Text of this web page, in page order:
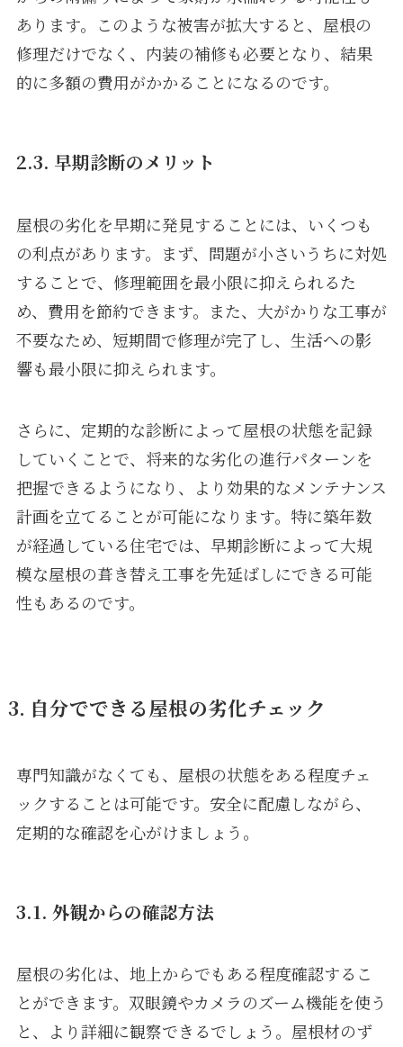
あります。このような被害が拡大すると、屋根の
修理だけでなく、内装の補修も必要となり、結果
的に多額の費用がかかることになるのです。
2.3. 早期診断のメリット
屋根の劣化を早期に発見することには、いくつも
の利点があります。まず、問題が小さいうちに対処
することで、修理範囲を最小限に抑えられるた
め、費用を節約できます。また、大がかりな工事が
不要なため、短期間で修理が完了し、生活への影
響も最小限に抑えられます。
さらに、定期的な診断によって屋根の状態を記録
していくことで、将来的な劣化の進行パターンを
把握できるようになり、より効果的なメンテナンス
計画を立てることが可能になります。特に築年数
が経過している住宅では、早期診断によって大規
模な屋根の葺き替え工事を先延ばしにできる可能
性もあるのです。
3. 自分でできる屋根の劣化チェック
専門知識がなくても、屋根の状態をある程度チェ
ックすることは可能です。安全に配慮しながら、
定期的な確認を心がけましょう。
3.1. 外観からの確認方法
屋根の劣化は、地上からでもある程度確認するこ
とができます。双眼鏡やカメラのズーム機能を使う
と、より詳細に観察できるでしょう。屋根材のず